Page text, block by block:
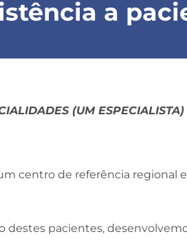
a
(UM ESPECIALISTA)
centro de referência regional
destes pacientes,